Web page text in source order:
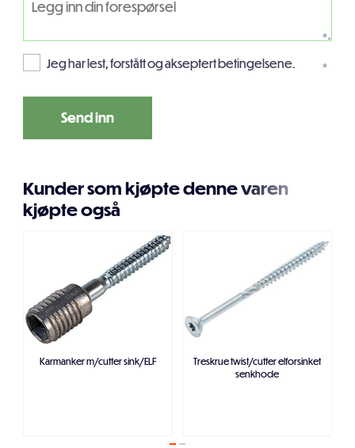
*
Jeg har lest, forstått og akseptert betingelsene. *
Kunder som kjøpte denne varen
kjøpte også
Karmanker m/cutter sink/ELF
Treskrue twist/cutter elforsinket
senkhode